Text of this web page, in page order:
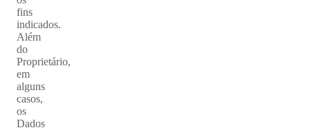
fins
indicados.
Além
do
Proprietário,
em
alguns
casos,
os
Dados